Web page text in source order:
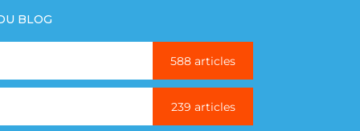
BLOG
588 articles
239 articles